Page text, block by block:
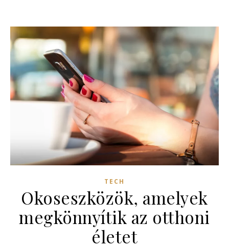
TECH
Okoseszközök, amelyek
megkönnyítik az otthoni
életet